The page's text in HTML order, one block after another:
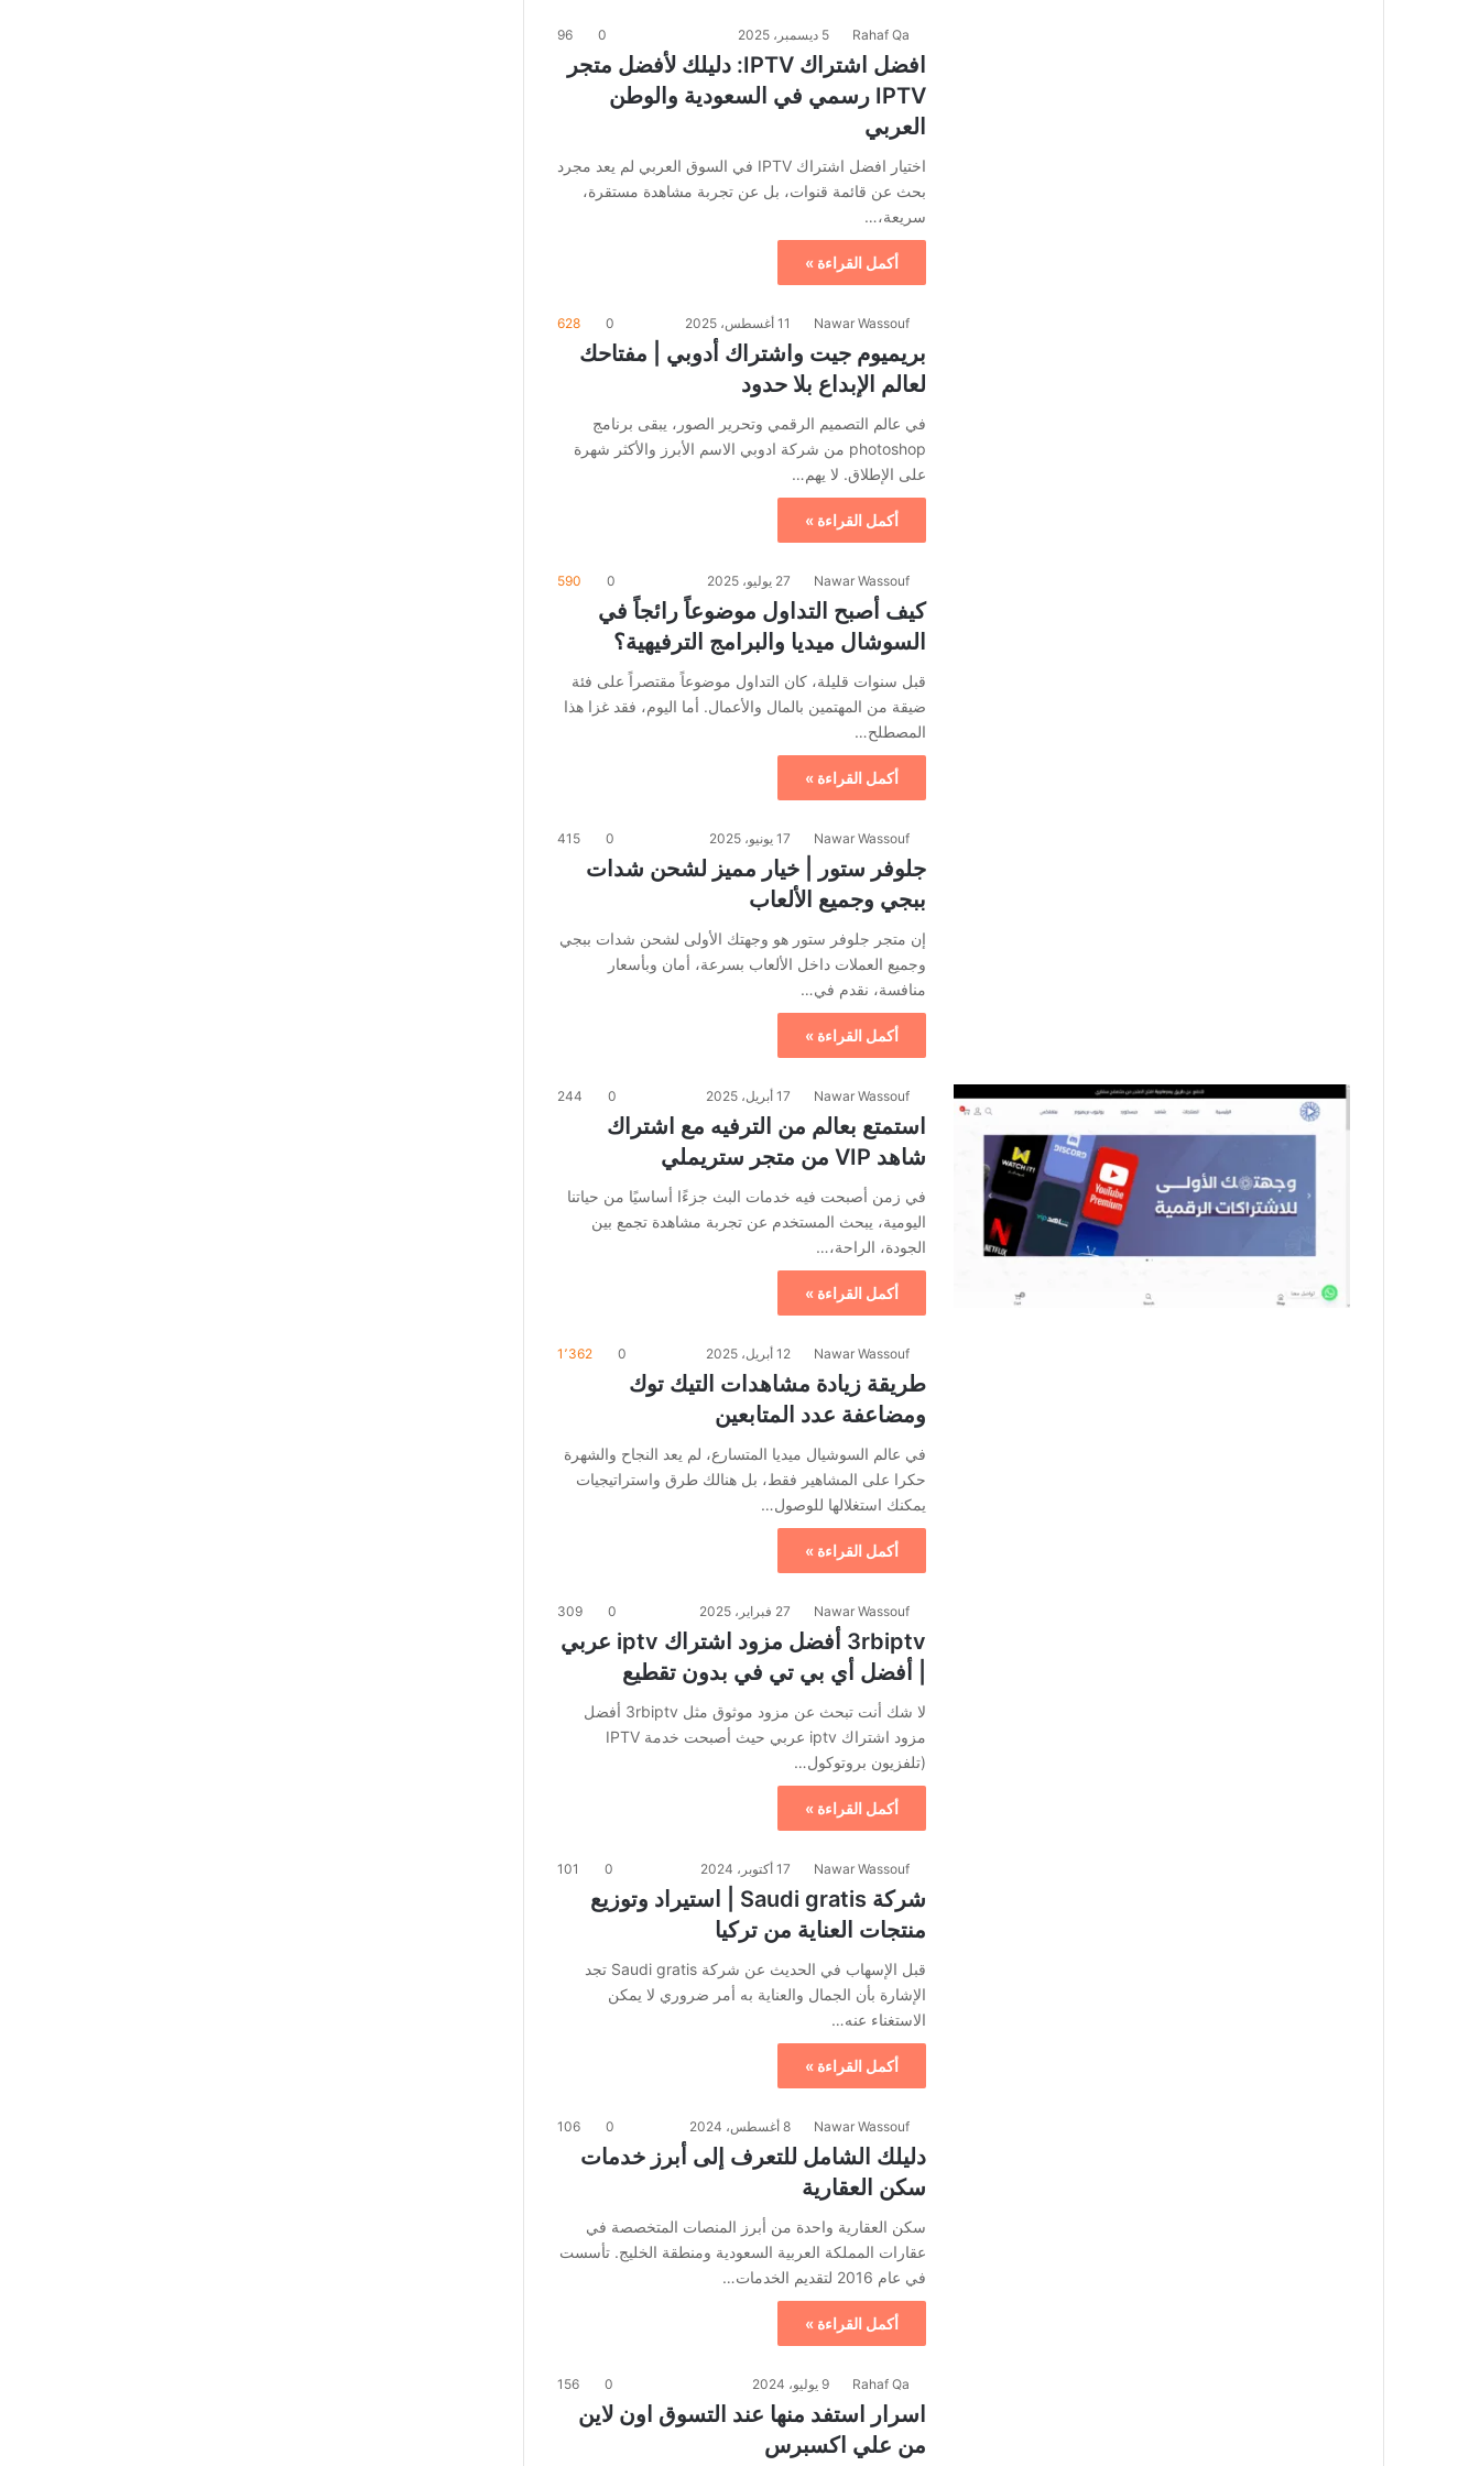
Rahaf Qa 5 ديسمبر، 2025 0
96
افضل اشتراك IPTV: دليلك لأفضل متجر
IPTV رسمي في السعودية والوطن
العربي
اختيار افضل اشتراك IPTV في السوق العربي لم يعد مجرد
بحث عن قائمة قنوات، بل عن تجربة مشاهدة مستقرة،
سريعة،…
أكمل القراءة »
Nawar Wassouf 11 أغسطس، 2025 0
628
بريميوم جيت واشتراك أدوبي | مفتاحك
لعالم الإبداع بلا حدود
في عالم التصميم الرقمي وتحرير الصور، يبقى برنامج
photoshop من شركة ادوبي الاسم الأبرز والأكثر شهرة
على الإطلاق. لا يهم…
أكمل القراءة »
Nawar Wassouf 27 يوليو، 2025 0
590
كيف أصبح التداول موضوعاً رائجاً في
السوشال ميديا والبرامج الترفيهية؟
قبل سنوات قليلة، كان التداول موضوعاً مقتصراً على فئة
ضيقة من المهتمين بالمال والأعمال. أما اليوم، فقد غزا هذا
المصطلح…
أكمل القراءة »
Nawar Wassouf 17 يونيو، 2025 0
415
جلوفر ستور | خيار مميز لشحن شدات
ببجي وجميع الألعاب
إن متجر جلوفر ستور هو وجهتك الأولى لشحن شدات ببجي
وجميع العملات داخل الألعاب بسرعة، أمان وبأسعار
منافسة، نقدم في…
أكمل القراءة »
Nawar Wassouf 17 أبريل، 2025 0
244
استمتع بعالم من الترفيه مع اشتراك
شاهد VIP من متجر ستريملي
في زمن أصبحت فيه خدمات البث جزءًا أساسيًا من حياتنا
اليومية، يبحث المستخدم عن تجربة مشاهدة تجمع بين
الجودة، الراحة،…
أكمل القراءة »
Nawar Wassouf 12 أبريل، 2025 0 1٬362
طريقة زيادة مشاهدات التيك توك
ومضاعفة عدد المتابعين
في عالم السوشيال ميديا المتسارع، لم يعد النجاح والشهرة
حكرا على المشاهير فقط، بل هنالك طرق واستراتيجيات
يمكنك استغلالها للوصول…
أكمل القراءة »
Nawar Wassouf 27 فبراير، 2025 0
309
3rbiptv أفضل مزود اشتراك iptv عربي
| أفضل أي بي تي في بدون تقطيع
لا شك أنت تبحث عن مزود موثوق مثل 3rbiptv أفضل
مزود اشتراك iptv عربي حيث أصبحت خدمة IPTV
(تلفزيون بروتوكول…
أكمل القراءة »
Nawar Wassouf 17 أكتوبر، 2024 0
101
شركة Saudi gratis | استيراد وتوزيع
منتجات العناية من تركيا
قبل الإسهاب في الحديث عن شركة Saudi gratis تجد
الإشارة بأن الجمال والعناية به أمر ضروري لا يمكن
الاستغناء عنه…
أكمل القراءة »
Nawar Wassouf 8 أغسطس، 2024 0
106
دليلك الشامل للتعرف إلى أبرز خدمات
سكن العقارية
سكن العقارية واحدة من أبرز المنصات المتخصصة في
عقارات المملكة العربية السعودية ومنطقة الخليج. تأسست
في عام 2016 لتقديم الخدمات…
أكمل القراءة »
Rahaf Qa 9 يوليو، 2024 0
156
اسرار استفد منها عند التسوق اون لاين
من علي اكسبرس